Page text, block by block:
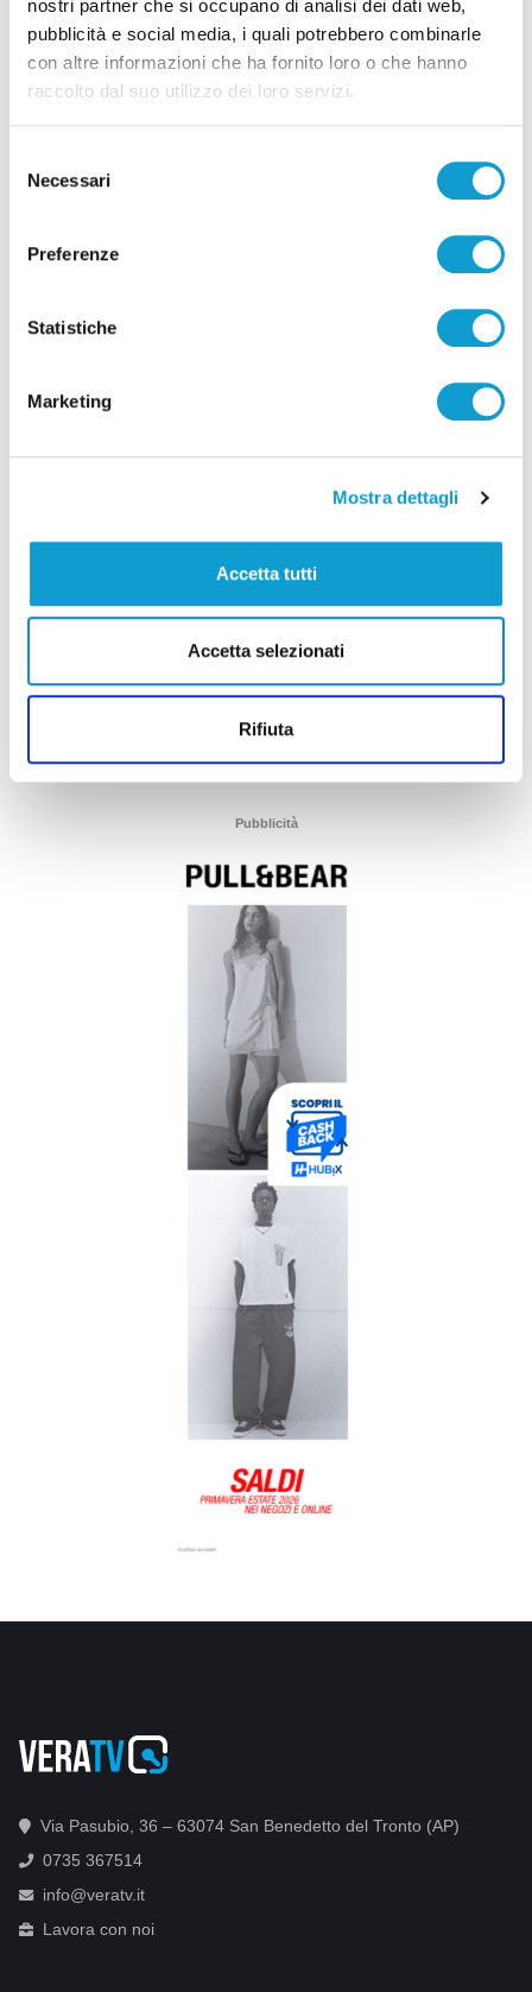
nostri partner che si occupano di analisi dei dati web,
pubblicità e social media, i quali potrebbero combinarle
con altre informazioni che ha fornito loro o che hanno
raccolto dal suo utilizzo dei loro servizi.
delNecessari
Preferenze
Statistiche
Marketing
Mostra dettagli
Accetta tutti
Accetta selezionati
Rifiuta
Pubblicità
Pubblicità
Via Pasubio, 36 – 63074 San Benedetto del Tronto (AP)
0735 367514
info@veratv.it
Lavora con noi